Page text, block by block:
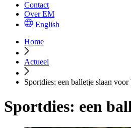
Contact
Over EM
English
Home
Actueel
Sportdies: een balletje slaan
Sportdies: een